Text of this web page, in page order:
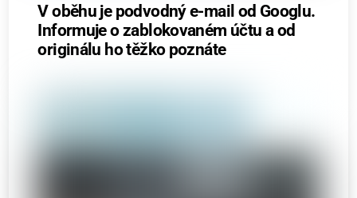
V oběhu je podvodný e-mail od Googlu.
Informuje o zablokovaném účtu a od
originálu ho těžko poznáte